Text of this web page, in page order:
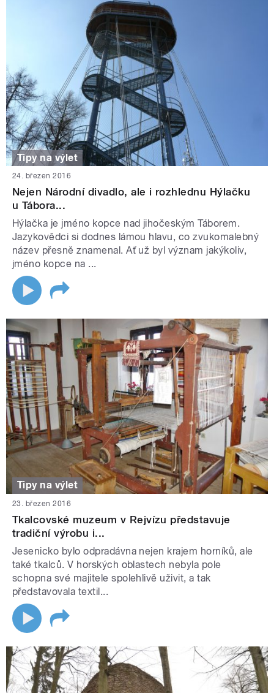
Tipy na výlet
24. březen 2016
Nejen Národní divadlo, ale i rozhlednu Hýlačku
u Tábora...
Hýlačka je jméno kopce nad jihočeským Táborem.
Jazykovědci si dodnes lámou hlavu, co zvukomalebný
název přesně znamenal. Ať už byl význam jakýkoliv,
jméno kopce na ...
Tipy na výlet
23. březen 2016
Tkalcovské muzeum v Rejvízu představuje
tradiční výrobu i...
Jesenicko bylo odpradávna nejen krajem horníků, ale
také tkalců. V horských oblastech nebyla pole
schopna své majitele spolehlivě uživit, a tak
představovala textil...